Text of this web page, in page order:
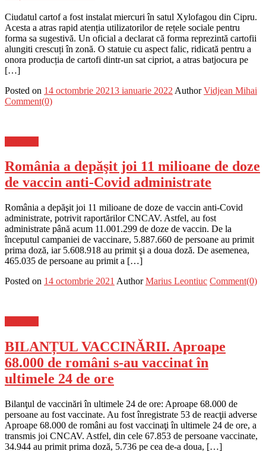
Ciudatul cartof a fost instalat miercuri în satul Xylofagou din Cipru.
Acesta a atras rapid atenția utilizatorilor de rețele sociale pentru
forma sa sugestivă. Un oficial a declarat că forma reprezintă cartofii
alungiti crescuți în zonă. O statuie cu aspect falic, ridicată pentru a
onora producția de cartofi dintr-un sat cipriot, a atras batjocura pe
[…]
Posted on 14 octombrie 20213 ianuarie 2022 Author Vidjean Mihai
Comment(0)
România a depăşit joi 11 milioane de doze
de vaccin anti-Covid administrate
România a depăşit joi 11 milioane de doze de vaccin anti-Covid
administrate, potrivit raportărilor CNCAV. Astfel, au fost
administrate până acum 11.001.299 de doze de vaccin. De la
începutul campaniei de vaccinare, 5.887.660 de persoane au primit
prima doză, iar 5.608.918 au primit şi a doua doză. De asemenea,
465.035 de persoane au primit a […]
Posted on 14 octombrie 2021 Author Marius Leontiuc Comment(0)
BILANȚUL VACCINĂRII. Aproape
68.000 de români s-au vaccinat în
ultimele 24 de ore
Bilanţul de vaccinări în ultimele 24 de ore: Aproape 68.000 de
persoane au fost vaccinate. Au fost înregistrate 53 de reacţii adverse
Aproape 68.000 de români au fost vaccinaţi în ultimele 24 de ore, a
transmis joi CNCAV. Astfel, din cele 67.853 de persoane vaccinate,
34.944 au primit prima doză, 5.736 pe cea de-a doua, […]